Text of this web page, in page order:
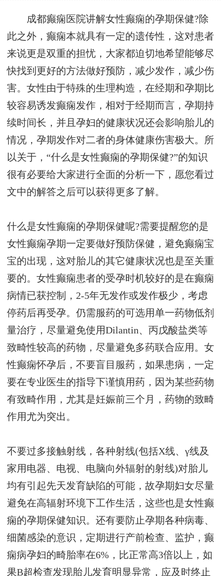
成都癫痫医院讲解女性癫痫的孕期保健?除
此之外，癫痫本就具有一定的遗传性，这对患者
来说更是双重的担忧，大家都迫切地希望能够尽
快找到更好的方法做好预防，减少发作，减少伤
害。女性由于特殊的生理构造，在经期和孕期比
较容易诱发癫痫发作，相对于经期而言，孕期持
续时间长，并且孕妇的健康状况还会影响胎儿的
情况，孕期发作对二者的身体健康伤害极大。所
以关于，“什么是女性癫痫的孕期保健?”的知识
很有必要给大家进行全面的分析一下，愿您看过
文中的解答之后可以获得更多了解。
什么是女性癫痫的孕期保健呢?需要提醒您的是
女性癫痫孕期一定要做好预防保健，避免癫痫宝
宝的出现，这对胎儿的其它健康状况也是至关重
要的。女性癫痫患者的受孕时机较好的是在癫痫
病情已获控制，2-5年无发作或发作极少，考虑
停药后再受孕。仍需服药的可选用单一药物低剂
量治疗，尽量避免使用Dilantin、丙戊酸盐类等
致畸性较高的药物，尽量避免多药联合应用。女
性癫痫怀孕后，不要盲目服药，如果患病，一定
要在专业医生的指导下谨慎用药，因为某些药物
有致畸作用，尤其是妊娠前三个月，药物的致畸
作用尤为突出。
不要过多接触射线，各种射线(包括X线、γ线及
家用电器、电视、电脑向外辐射的射线)对胎儿
均有引起先天发育缺陷的可能，故孕期妇女尽量
避免在高辐射环境下工作生活，这些也是女性癫
痫的孕期保健知识。还有要防止孕期各种病毒、
细菌感染的意识，定期进行产前检查、监护，癫
痫病孕妇的畸胎率在6%，比正常高3倍以上，如
果B超检查发现胎儿发育明显异常，应及时终止